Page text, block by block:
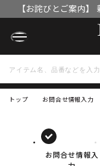
【お詫びとご案内
OFFクー
トップ お問合せ情報入力
お問合せ情報入